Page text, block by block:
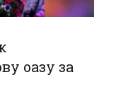
оазу за